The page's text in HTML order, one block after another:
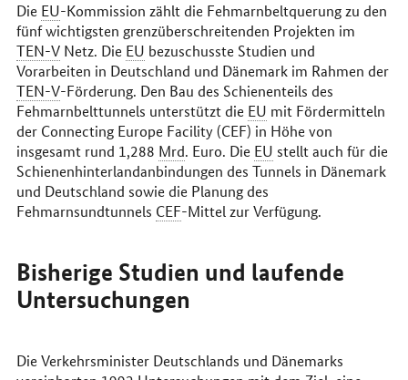
Die EU-Kommission zählt die Fehmarnbeltquerung zu den
fünf wichtigsten grenzüberschreitenden Projekten im
TEN-VNetz. Die EU bezuschusste Studien und
Vorarbeiten in Deutschland und Dänemark im Rahmen der
TEN-V-Förderung. Den Bau des Schienenteils des
Fehmarnbelttunnels unterstützt die EU mit Fördermitteln
der Connecting Europe Facility (CEF) in Höhe von
insgesamt rund 1,288 Mrd. Euro. Die EU stellt auch für die
Schienenhinterlandanbindungen des Tunnels in Dänemark
und Deutschland sowie die Planung des
Fehmarnsundtunnels CEF-Mittel zur Verfügung.
Bisherige Studien und laufende
Untersuchungen
Die Verkehrsminister Deutschlands und Dänemarks